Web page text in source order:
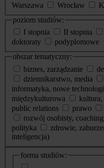
Warszawa
Wrocław
poziom studiów:
I stopnia
II stopnia
doktoraty
podyplomowe
obszar tematyczny:
biznes, zarządzanie
dziennikarstwo, media
informatyka, nowe
międzykulturowa
kultura,
public relations
prawo
rozwój osobisty, coaching
polityka
zdrowie,
inteligencja)
dodatkowe
informacje
forma studiów: